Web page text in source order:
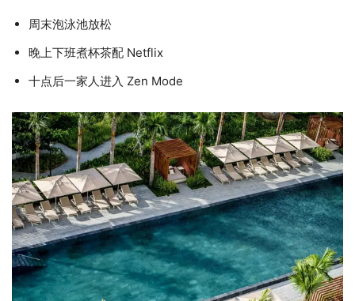
周末泡泳池放松
晚上下班煮杯茶配 Netflix
十点后一家人进入 Zen Mode